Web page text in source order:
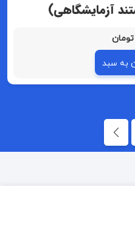
آزمایشگاهی)
به سبد